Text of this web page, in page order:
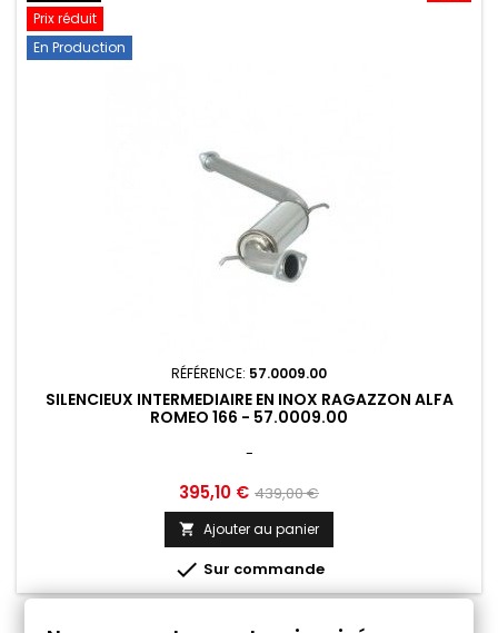
Prix réduit
En Production
RÉFÉRENCE: 57.0009.00
SILENCIEUX INTERMEDIAIRE EN INOX RAGAZZON ALFA
ROMEO 166 - 57.0009.00
-
Prix
395,10 € Prix
de
base
439,00 €
 Ajouter au panier
 Sur commande